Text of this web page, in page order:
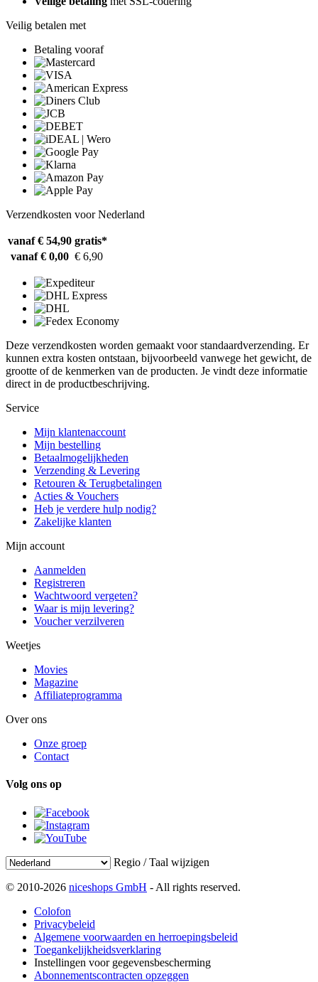
Veilig betalen met
Betaling vooraf
Verzendkosten voor Nederland
vanaf € 54,90 gratis*
vanaf € 0,00 € 6,90
Deze verzendkosten worden gemaakt voor standaardverzending. Er
kunnen extra kosten ontstaan, bijvoorbeeld vanwege het gewicht, de
grootte of de kenmerken van de producten. Je vindt deze informatie
direct in de productbeschrijving.
Service
Mijn klantenaccount
Mijn bestelling
Betaalmogelijkheden
Verzending & Levering
Retouren & Terugbetalingen
Acties & Vouchers
Heb je verdere hulp nodig?
Zakelijke klanten
Mijn account
Aanmelden
Registreren
Wachtwoord vergeten?
Waar is mijn levering?
Voucher verzilveren
Weetjes
Movies
Magazine
Affiliateprogramma
Over ons
Onze groep
Contact
Volg ons op
Regio / Taal wijzigen
© 2010-2026 niceshops GmbH - All rights reserved.
Colofon
Privacybeleid
Algemene voorwaarden en herroepingsbeleid
Toegankelijkheidsverklaring
Instellingen voor gegevensbescherming
Abonnementscontracten opzeggen